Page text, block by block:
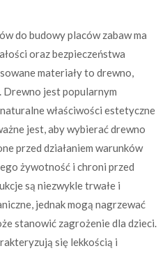
do budowy placów zabaw ma
oraz bezpieczeństwa
materiały to drewno,
jest popularnym
właściwości estetyczne
jest, aby wybierać drewno
przed działaniem warunków
żywotność i chroni przed
są niezwykle trwałe i
jednak mogą nagrzewać
stanowić zagrożenie dla dzieci.
się lekkością i